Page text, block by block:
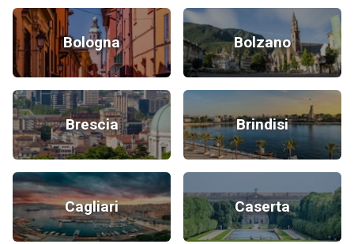
Bologna Bolzano
Brescia Brindisi
Cagliari Caserta